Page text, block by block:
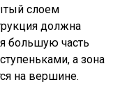
слоем
должна
большую часть
а зона
на вершине.